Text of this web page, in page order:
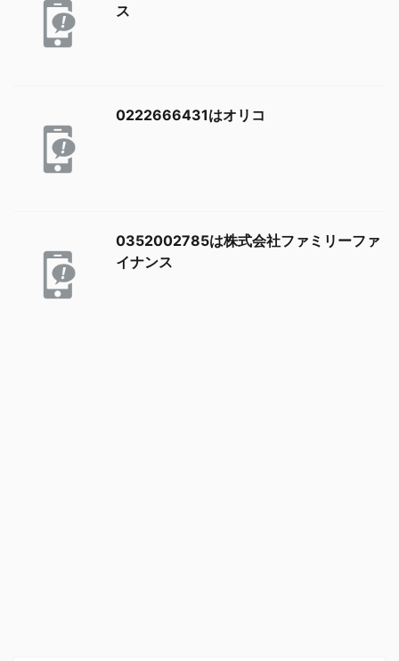
ス
0222666431はオリコ
0352002785は株式会社ファミリーファ
イナンス